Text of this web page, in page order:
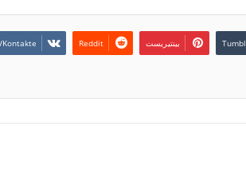
بينتيريست